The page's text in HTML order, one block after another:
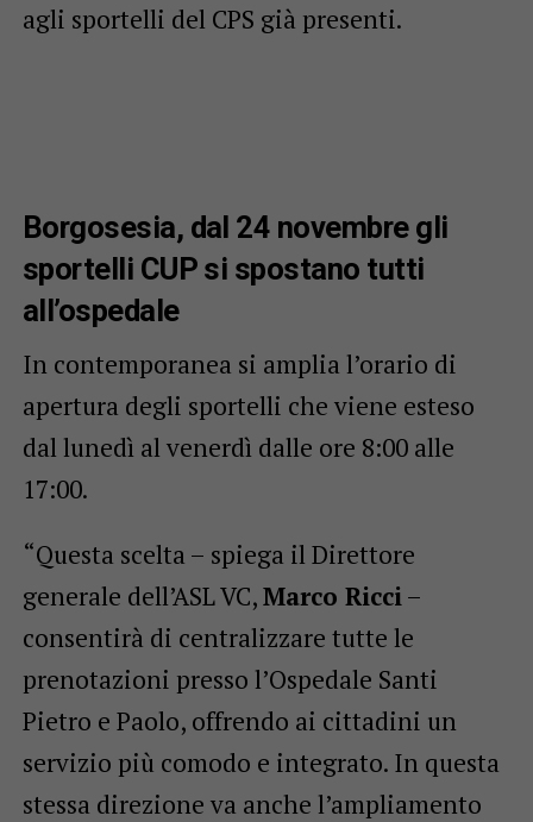
agli sportelli del CPS già presenti.
Borgosesia, dal 24 novembre gli
sportelli CUP si spostano tutti
all’ospedale
In contemporanea si amplia l’orario di
apertura degli sportelli che viene esteso
dal lunedì al venerdì dalle ore 8:00 alle
17:00.
“Questa scelta – spiega il Direttore
generale dell’ASL VC,Marco Ricci–
consentirà di centralizzare tutte le
prenotazioni presso l’Ospedale Santi
Pietro e Paolo, offrendo ai cittadini un
servizio più comodo e integrato. In questa
stessa direzione va anche l’ampliamento